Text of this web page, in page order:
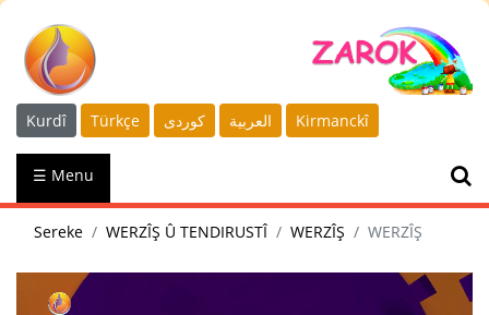
Kurdî Türkçe كوردى العربية Kirmanckî
☰ Menu
Sereke WERZÎŞ Û TENDIRUSTÎ WERZÎŞ WERZÎŞ